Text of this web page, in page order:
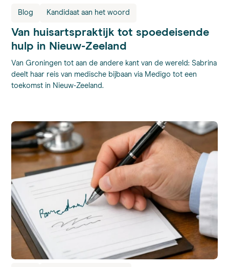
Blog Kandidaat aan het woord
Van huisartspraktijk tot spoedeisende
hulp in Nieuw-Zeeland
Van Groningen tot aan de andere kant van de wereld: Sabrina
deelt haar reis van medische bijbaan via Medigo tot een
toekomst in Nieuw-Zeeland.